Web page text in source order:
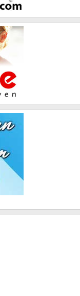
gefaseerd: eerst
ziet, doet en voelt.
kanten.
je eigen telefoon
is.